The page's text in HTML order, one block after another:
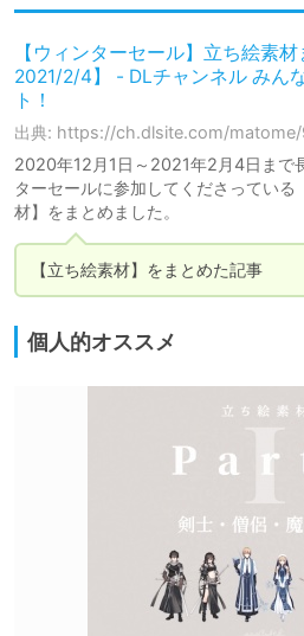
【ウィンターセール】立ち絵素
2021/2/4】 - DLチャンネル みん
ト！
出典: https://ch.dlsite.com/
2020年12月1日～2021年2月4日まで
ターセールに参加してくださってい
材】をまとめました。
【立ち絵素材】をまとめた記事
個人的オススメ